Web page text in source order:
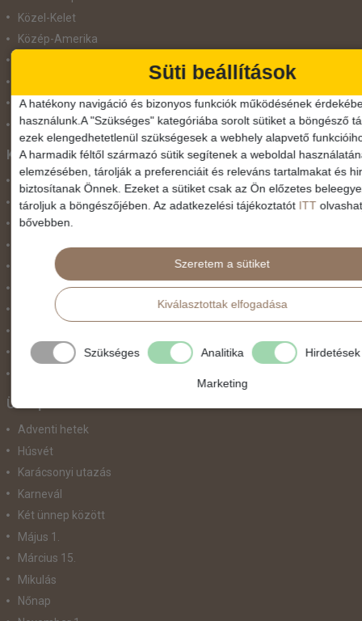
Közel-Kelet
Közép-Amerika
Nyugat-Európa
Világ körüli körutazás
Közlekedés
busz+hajó
Egyénileg
Fly & Drive
repülő+busz
repülő+hajó
Szolgáltatás
Ünnepek
Adventi hetek
Húsvét
Karácsonyi utazás
Karnevál
Két ünnep között
Május 1.
Március 15.
Mikulás
Nőnap
Süti beállítások
A hatékony navigáció és bizonyos funkciók működésének
használunk.A "Szükséges" kategóriába sorolt sütiket a böngésző
ezek elengedhetetlenül szükségesek a webhely alapvető
A harmadik féltől származó sütik segítenek a weboldal
elemzésében, tárolják a preferenciáit és releváns tartalmakat és
biztosítanak Önnek. Ezeket a sütiket csak az Ön előzetes
tároljuk a böngészőjében. Az adatkezelési tájékoztatót ITT
bővebben.
Szeretem a sütiket
Kiválasztottak elfogadása
Szükséges Analitika Hirdetések
Marketing